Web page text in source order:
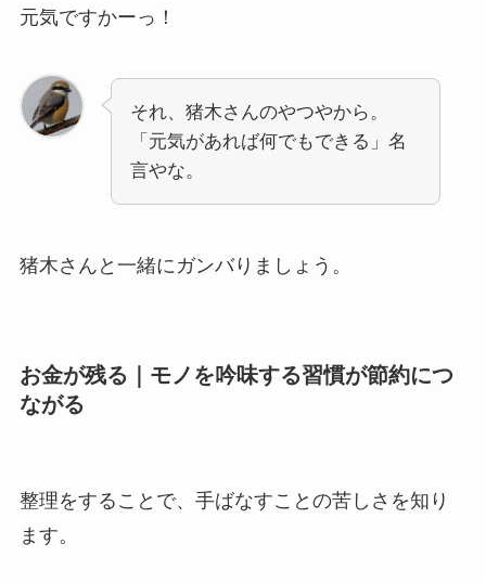
元気ですかーっ！
それ、猪木さんのやつやから。
「元気があれば何でもできる」名
言やな。
猪木さんと一緒にガンバりましょう。
お金が残る｜モノを吟味する習慣が節約につ
ながる
整理をすることで、手ばなすことの苦しさを知り
ます。